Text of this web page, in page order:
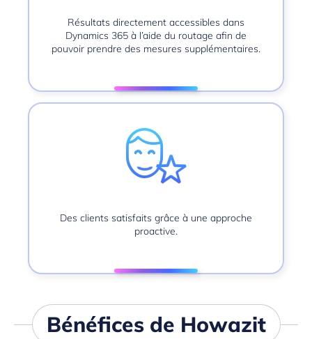
Résultats directement accessibles dans
Dynamics 365 à l’aide du routage afin de
pouvoir prendre des mesures supplémentaires.
Des clients satisfaits grâce à une approche
proactive.
Bénéfices de Howazit